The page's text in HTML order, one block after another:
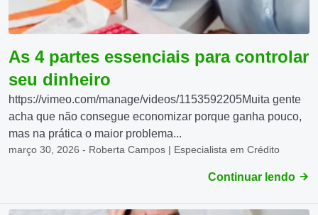
As 4 partes essenciais para controlar
seu dinheiro
https://vimeo.com/manage/videos/1153592205Muita gente
acha que não consegue economizar porque ganha pouco,
mas na prática o maior problema...
março 30, 2026 - Roberta Campos | Especialista em Crédito
Continuar lendo